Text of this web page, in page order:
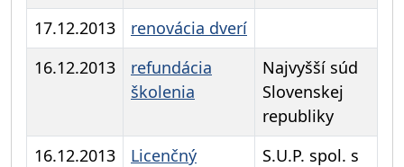
17.12.2013
renovácia dverí
16.12.2013
refundácia
školenia
Najvyšší súd
Slovenskej
republiky
16.12.2013
Licenčný
S.U.P. spol. s